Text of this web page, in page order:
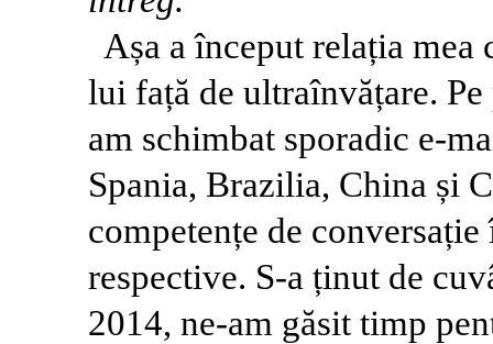
Așa a început relația
lui față de ultraînvățare.
am schimbat sporadic e-
Spania, Brazilia, China și
competențe de
respective. S-a ținut de
2014, ne-am găsit timp